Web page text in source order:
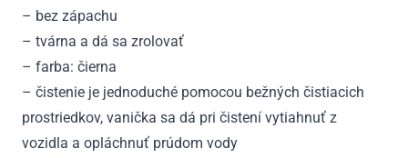
– bez zápachu
– tvárna a dá sa zrolovať
– farba: čierna
– čistenie je jednoduché pomocou bežných čistiacich
prostriedkov, vanička sa dá pri čistení vytiahnuť z
vozidla a opláchnuť prúdom vody